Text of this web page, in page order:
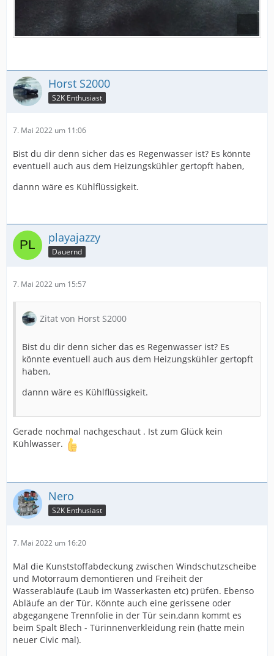
Horst S2000
S2K Enthusiast
7. Mai 2022 um 11:06
Bist du dir denn sicher das es Regenwasser ist? Es könnte
eventuell auch aus dem Heizungskühler gertopft haben,
dannn wäre es Kühlflüssigkeit.
playajazzy
Dauernd
7. Mai 2022 um 15:57
Zitat von Horst S2000
Bist du dir denn sicher das es Regenwasser ist? Es
könnte eventuell auch aus dem Heizungskühler gertopft
haben,
dannn wäre es Kühlflüssigkeit.
Gerade nochmal nachgeschaut . Ist zum Glück kein
Kühlwasser.
Nero
S2K Enthusiast
7. Mai 2022 um 16:20
Mal die Kunststoffabdeckung zwischen Windschutzscheibe
und Motorraum demontieren und Freiheit der
Wasserabläufe (Laub im Wasserkasten etc) prüfen. Ebenso
Abläufe an der Tür. Könnte auch eine gerissene oder
abgegangene Trennfolie in der Tür sein,dann kommt es
beim Spalt Blech - Türinnenverkleidung rein (hatte mein
neuer Civic mal).